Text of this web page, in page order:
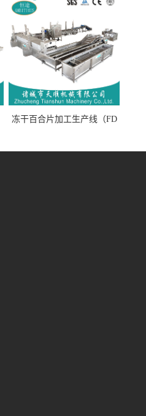
流水线）
冻干百合片加工生产线（FD
线）